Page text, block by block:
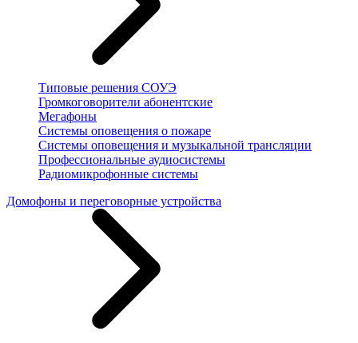
Типовые решения СОУЭ
Громкоговорители абонентские
Мегафоны
Системы оповещения о пожаре
Системы оповещения и музыкальной трансляции
Профессиональные аудиосистемы
Радиомикрофонные системы
Домофоны и переговорные устройства